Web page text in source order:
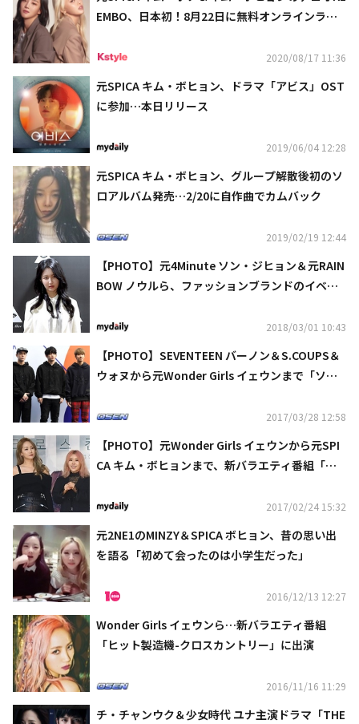
EMBO、日本初！8月22日に無料オンラインライ
2020/08/17 11:36
元SPICA キム・ボヒョン、ドラマ「アビス」OST
に参加…本日リリース
2019/06/04 12:28
元SPICA キム・ボヒョン、グループ解散後初のソ
ロアルバム発売…2/20に自作曲でカムバック
2019/02/19 12:44
【PHOTO】元4Minute ソン・ジヒョン＆元RAIN
BOW ノウルら、ファッションブランドのイベン
2018/03/01 10:43
【PHOTO】SEVENTEEN バーノン＆S.COUPS＆
ウォヌから元Wonder Girls イェウンまで「ソウ
2017/03/28 12:58
【PHOTO】元Wonder Girls イェウンから元SPI
CA キム・ボヒョンまで、新バラエティ番組「ク
2017/02/24 15:32
元2NE1のMINZY＆SPICA ボヒョン、昔の思い出
を語る「初めて会ったのは小学生だった」
2016/12/13 12:27
Wonder Girls イェウンら…新バラエティ番組
「ヒット製造機-クロスカントリー」に出演
2016/11/16 11:29
チ・チャンウク＆少女時代 ユナ主演ドラマ「THE